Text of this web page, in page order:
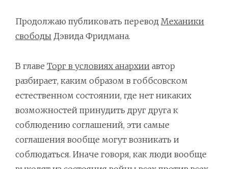
Продолжаю публиковать перевод Механики
свободы Дэвида Фридмана.
В главе Торг в условиях анархии автор
разбирает, каким образом в гоббсовском
естественном состоянии, где нет никаких
возможностей принудить друг друга к
соблюдению соглашений, эти самые
соглашения вообще могут возникать и
соблюдаться. Иначе говоря, как люди вообще